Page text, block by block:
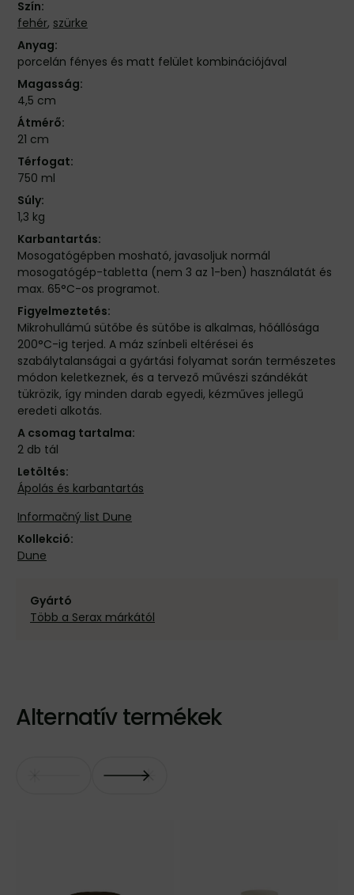
Szín:
fehér, szürke
Anyag:
porcelán fényes és matt felület kombinációjával
Magasság:
4,5 cm
Átmérő:
21 cm
Térfogat:
750 ml
Súly:
1,3 kg
Karbantartás:
Mosogatógépben mosható, javasoljuk normál
mosogatógép-tabletta (nem 3 az 1-ben) használatát és
max. 65°C-os programot.
Figyelmeztetés:
Mikrohullámú sütőbe és sütőbe is alkalmas, hőállósága
200°C-ig terjed. A máz színbeli eltérései és
szabálytalanságai a gyártási folyamat során természetes
módon keletkeznek, és a tervező művészi szándékát
tükrözik, így minden darab egyedi, kézműves jellegű
eredeti alkotás.
A csomag tartalma:
2 db tál
Letöltés:
Ápolás és karbantartás
Informačný list Dune
Kollekció:
Dune
Gyártó
Több a Serax márkától
Alternatív termékek